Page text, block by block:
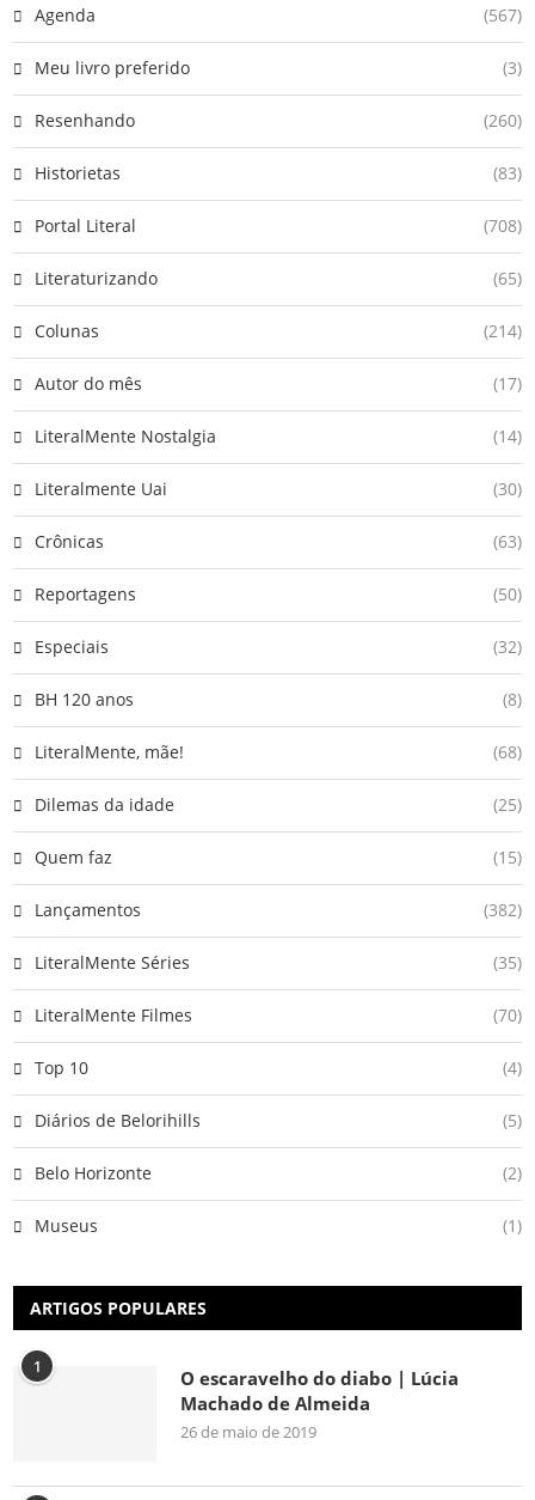
Agenda (567)
Meu livro preferido (3)
Resenhando (260)
Historietas (83)
Portal Literal (708)
Literaturizando (65)
Colunas (214)
Autor do mês (17)
LiteralMente Nostalgia (14)
Literalmente Uai (30)
Crônicas (63)
Reportagens (50)
Especiais (32)
BH 120 anos (8)
LiteralMente, mãe! (68)
Dilemas da idade (25)
Quem faz (15)
Lançamentos (382)
LiteralMente Séries (35)
LiteralMente Filmes (70)
Top 10 (4)
Diários de Belorihills (5)
Belo Horizonte (2)
Museus (1)
ARTIGOS POPULARES
1
O escaravelho do diabo | Lúcia
Machado de Almeida
26 de maio de 2019